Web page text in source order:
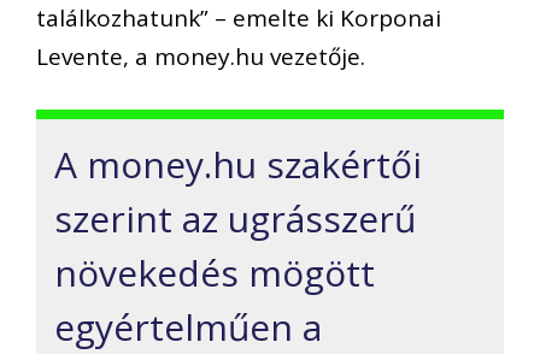
találkozhatunk” – emelte ki Korponai
Levente, a money.hu vezetője.
A money.hu szakértői
szerint az ugrásszerű
növekedés mögött
egyértelműen a